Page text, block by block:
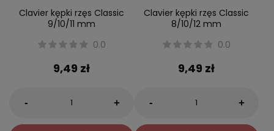
Clavier kępki rzęs Classic
9/10/11 mm
0.0
9,49 zł
- +
Clavier kępki rzęs Classic
8/10/12 mm
0.0
9,49 zł
- +